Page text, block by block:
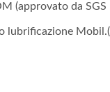
(approvato da
lubrificazione